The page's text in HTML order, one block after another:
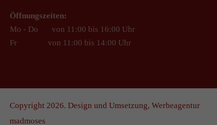
Öffnungszeiten:
Mo - Do von 11:00 bis 16:00 Uhr
Fr von 11:00 bis 14:00 Uhr
Copyright 2026. Design und Umsetzung, Werbeagentur
madmoses